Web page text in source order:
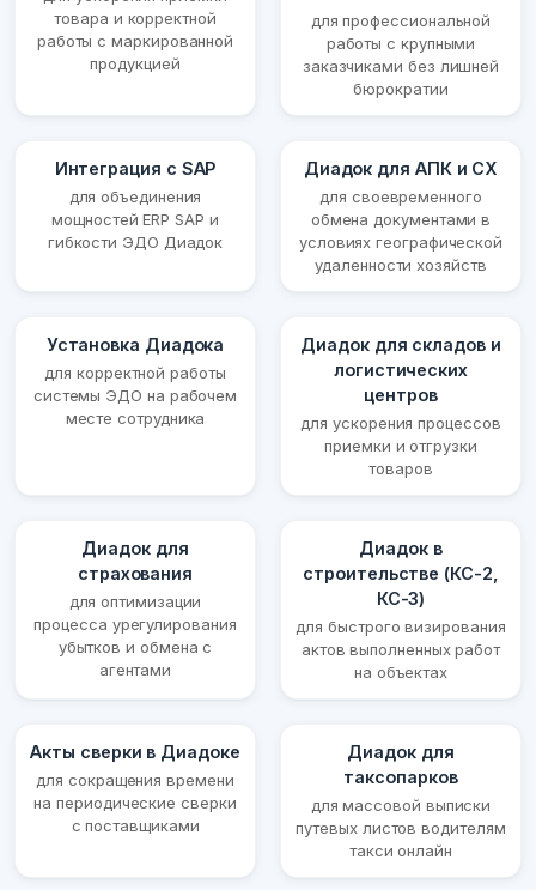
товара и корректной
работы с маркированной
продукцией
для профессиональной
работы с крупными
заказчиками без лишней
бюрократии
Интеграция с SAP
для объединения
мощностей ERP SAP и
гибкости ЭДО Диадок
Диадок для АПК и СХ
для своевременного
обмена документами в
условиях географической
удаленности хозяйств
Установка Диадока
для корректной работы
системы ЭДО на рабочем
месте сотрудника
Диадок для складов и
логистических
центров
для ускорения процессов
приемки и отгрузки
товаров
Диадок для
страхования
для оптимизации
процесса урегулирования
убытков и обмена с
агентами
Диадок в
строительстве (КС-2,
КС-3)
для быстрого визирования
актов выполненных работ
на объектах
Акты сверки в Диадоке
для сокращения времени
на периодические сверки
с поставщиками
Диадок для
таксопарков
для массовой выписки
путевых листов водителям
такси онлайн